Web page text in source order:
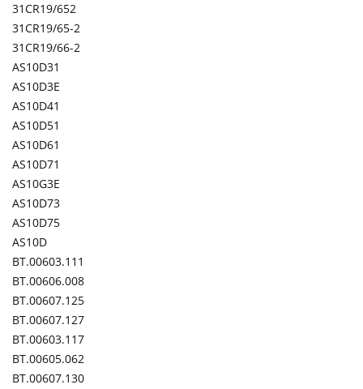
31CR19/652
31CR19/65-2
31CR19/66-2
AS10D31
AS10D3E
AS10D41
AS10D51
AS10D61
AS10D71
AS10G3E
AS10D73
AS10D75
AS10D
BT.00603.111
BT.00606.008
BT.00607.125
BT.00607.127
BT.00603.117
BT.00605.062
BT.00607.130